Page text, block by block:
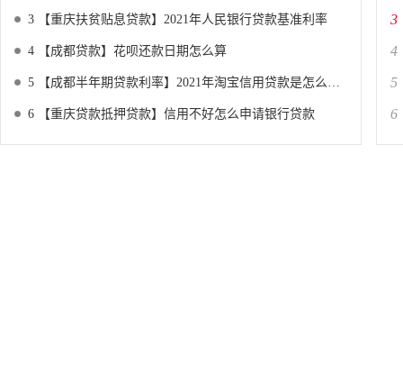
3 【重庆扶贫贴息贷款】2021年人民银行贷款基准利率
4 【成都贷款】花呗还款日期怎么算
5 【成都半年期贷款利率】2021年淘宝信用贷款是怎么回事
6 【重庆贷款抵押贷款】信用不好怎么申请银行贷款
3
4
5
6